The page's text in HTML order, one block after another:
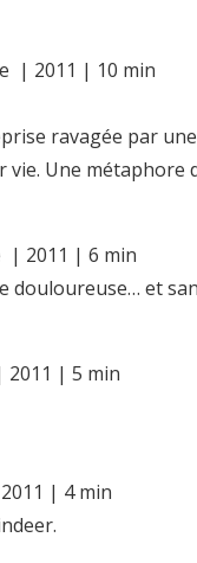
| 2011 | 10 min
ravagée par
Une métaphore
| 2011 | 6 min
douloureuse… et
| 5 min
| 4 min